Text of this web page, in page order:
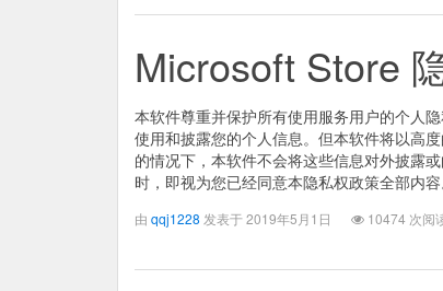
Microsoft Store
本软件尊重并保护所有使用服务用户的个人
使用和披露您的个人信息。但本软件将以高
的情况下，本软件不会将这些信息对外披露
时，即视为您已经同意本隐私权政策全部内
由 qqj1228 发表于 2019年5月1日 10474 次阅